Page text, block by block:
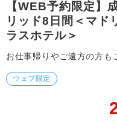
【WEB予約限定】
リッド8日間＜マド
ラスホテル＞
お仕事帰りやご遠方の方も
ウェブ限定